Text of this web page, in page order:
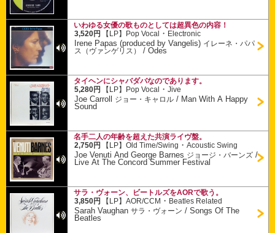
いわゆる女優の歌ものとしては超異色の内容！
3,520円
【LP】 Pop Vocal ・ Electronic
Irene Papas (produced by Vangelis) イレーネ・パパ
ス（ヴァンゲリス）
/Odes
タイヘンにシャバダバなのであります。
5,280円
【LP】 Pop Vocal ・Jive
Joe Carroll ジョー・キャロル / Man With A Happy
Sound
名手二人の年齢を超えた共演ライヴ盤。
2,750円
【LP】Old Time/Swing ・Acoustic Swing
Joe Venuti And George Barnes ジョージ・バーンズ /
Live At The Concord Summer Festival
サラ・ヴォーン、ビートルズをAORで歌う。
3,850円
【LP】AOR/CCM ・ Beatles Related
Sarah Vaughanサラ・ヴォーン /Songs Of The
Beatles